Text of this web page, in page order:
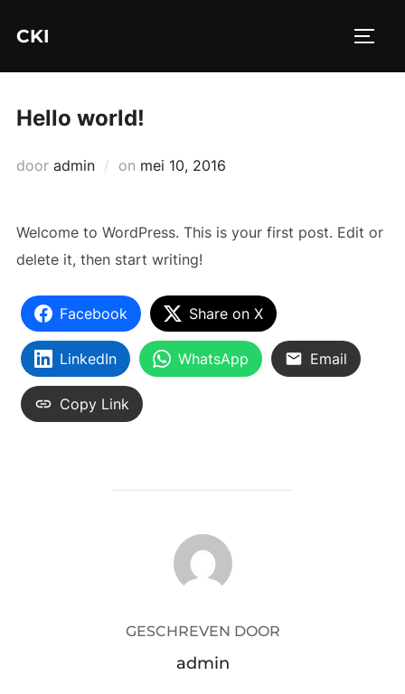
naarCKI
Hello world!
door admin on Geplaatst
mei 10, 2016
Welcome to WordPress. This is your first post. Edit or
delete it, then start writing!
Facebook Share on X
LinkedIn WhatsApp Email
Copy Link
BERICHTAUTEUR
GESCHREVEN DOOR
admin